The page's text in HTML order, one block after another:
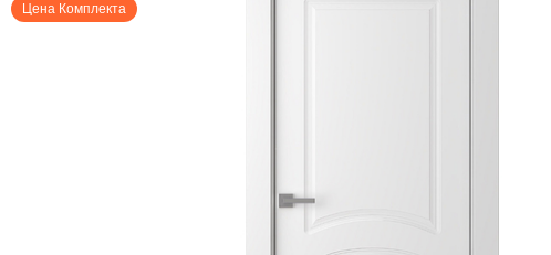
Цена Комплекта